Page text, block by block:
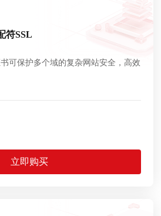
符SSL
可保护多个域的复杂网站安全，高效
立即购买